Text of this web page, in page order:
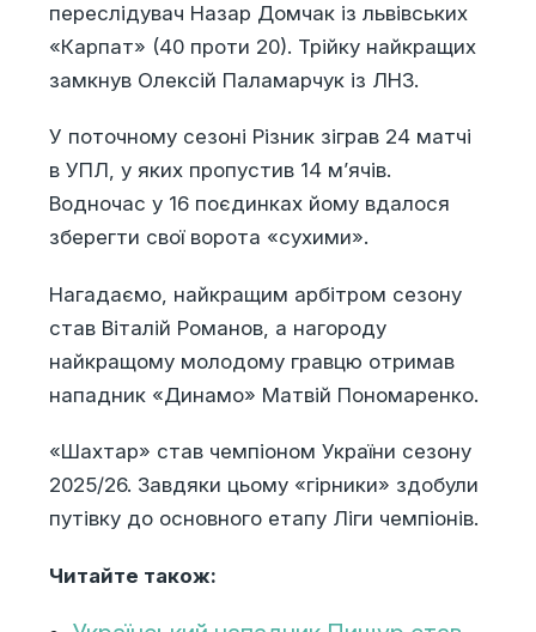
переслідувач Назар Домчак із львівських
«Карпат» (40 проти 20). Трійку найкращих
замкнув Олексій Паламарчук із ЛНЗ.
У поточному сезоні Різник зіграв 24 матчі
в УПЛ, у яких пропустив 14 м’ячів.
Водночас у 16 поєдинках йому вдалося
зберегти свої ворота «сухими».
Нагадаємо, найкращим арбітром сезону
став Віталій Романов, а нагороду
найкращому молодому гравцю отримав
нападник «Динамо» Матвій Пономаренко.
«Шахтар» став чемпіоном України сезону
2025/26. Завдяки цьому «гірники» здобули
путівку до основного етапу Ліги чемпіонів.
Читайте також: